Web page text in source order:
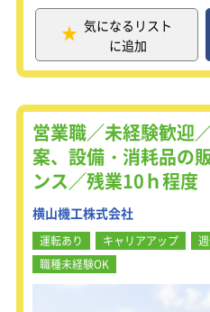
徴です。ま
なバックグラ
す。社風は非
同士の距離
です。その
クライフバ
います。
取引先はハ
ネコンなど
くからお付き
てはエリア
研修後、ご自
て、工事営業
どちらかへ
基本的には、
お客様先に向
事前に申請を
直帰も可能
フレックス
よ！
気になるリスト
に追加
営業職／未経験歓迎
案、設備・消耗品の
ンス／残業10ｈ程度
横山機工株式会社
運転あり キャリアアップ
職種未経験OK